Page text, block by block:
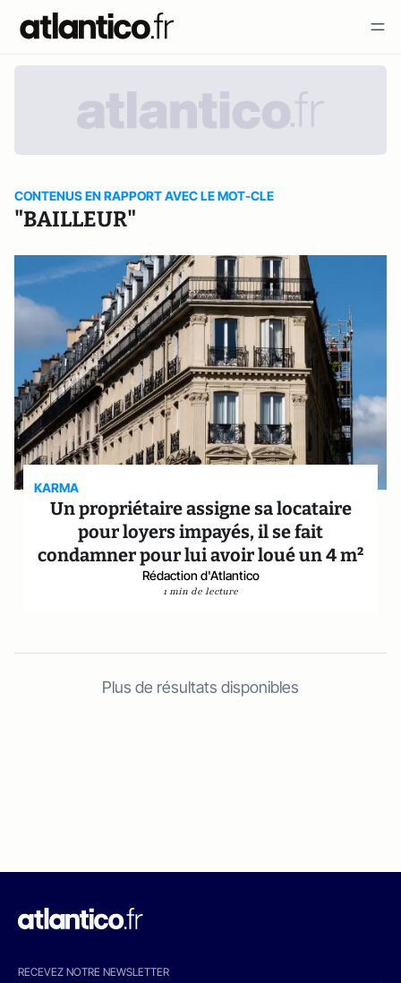
CONTENUS EN RAPPORT AVEC LE MOT-CLE
"BAILLEUR"
KARMA
Un propriétaire assigne sa locataire
pour loyers impayés, il se fait
condamner pour lui avoir loué un 4 m²
Rédaction d'Atlantico
1 min de lecture
Plus de résultats disponibles
RECEVEZ NOTRE NEWSLETTER